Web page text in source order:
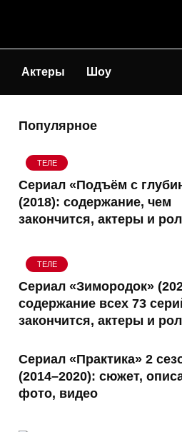
Актеры Шоу
Популярное
ТЕЛЕ
Сериал «Подъём с
(2018): содержание, чем
закончится, актеры и
ТЕЛЕ
Сериал «Зимородок»
содержание всех 73
закончится, актеры и
Сериал «Практика» 2
(2014–2020): сюжет,
фото, видео